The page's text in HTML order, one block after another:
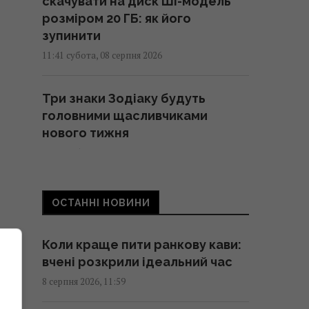
розміром 20 ГБ: як його
зупинити
11:41 субота, 08 серпня 2026
Три знаки Зодіаку будуть
головними щасливчиками
нового тижня
5 хвилин - і оси більше не
турбуватимуть: як швидко та
11:30 субота, 08 серпня 2026
ОСТАННІ НОВИНИ
Коли краще пити ранкову кави:
вчені розкрили ідеальний час
8 серпня 2026, 11:59